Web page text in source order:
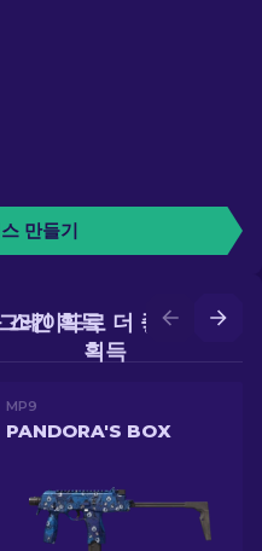
만들기
레이드로 더 좋은 스킨
획득
스킨 획득
MP9
PANDORA'S BOX